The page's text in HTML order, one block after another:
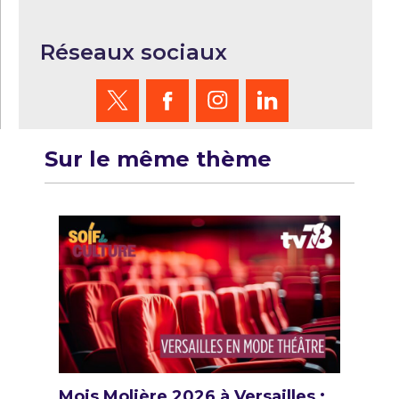
Réseaux sociaux
Sur le même thème